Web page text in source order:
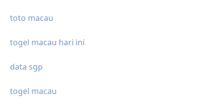
toto macau
togel macau hari ini
data sgp
togel macau